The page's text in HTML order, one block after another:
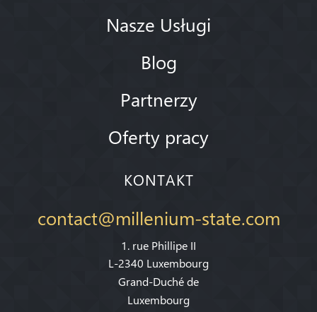
Nasze Usługi
Blog
Partnerzy
Oferty pracy
KONTAKT
contact@millenium-state.com
1. rue Phillipe II
L-2340 Luxembourg
Grand-Duché de
Luxembourg